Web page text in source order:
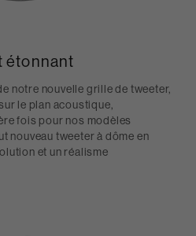
étonnant
notre nouvelle grille de tweeter,
le plan acoustique,
fois pour nos modèles
nouveau tweeter à dôme en
et un réalisme